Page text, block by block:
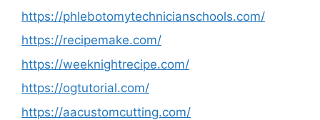
https://phlebotomytechnicianschools.com/
https://recipemake.com/
https://weeknightrecipe.com/
https://ogtutorial.com/
https://aacustomcutting.com/